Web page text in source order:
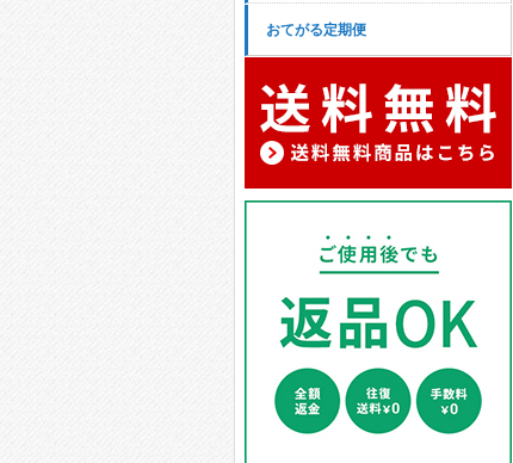
おてがる定期便